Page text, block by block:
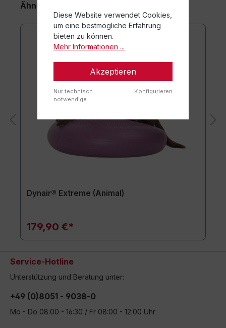
Ähnliche Artikel
Dynair® Extreme (Animal)
179,90 €*
Service-Hotline
Unterstützung und Beratung unter:
+49 (0)8051 - 9038-0
Mo - Do 08:00 - 16:30 / Fr 08:00 - 12:00 Uhr
Diese Website verwendet Cookies,
um eine bestmögliche Erfahrung
bieten zu können.
Mehr Informationen ...
Akzeptieren
Nur technisch
notwendige
Konfigurieren